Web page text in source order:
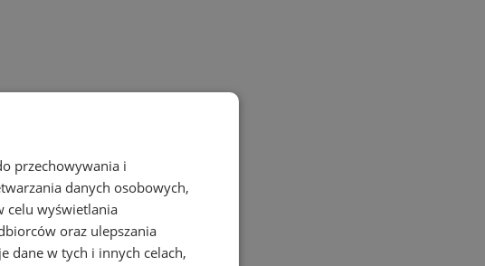
przechowywania i
danych osobowych,
celu wyświetlania
oraz ulepszania
dane w tych i innych celach,